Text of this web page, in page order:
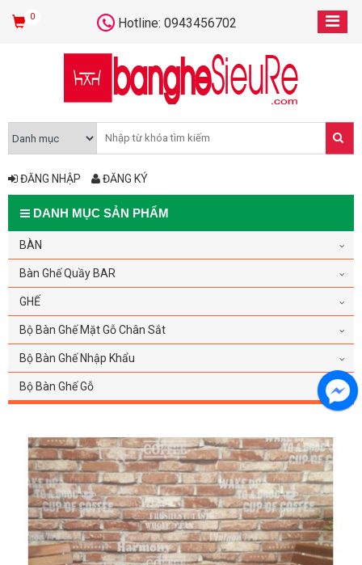
0 Hotline: 0943456702
ĐĂNG NHẬP ĐĂNG KÝ
DANH MỤC SẢN PHẨM
BÀN
Bàn Ghế Quầy BAR
GHẾ
Bộ Bàn Ghế Mặt Gỗ Chân Sắt
Bộ Bàn Ghế Nhập Khẩu
Bộ Bàn Ghế Gỗ